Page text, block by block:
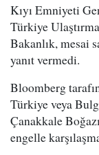
Kıyı Emniyeti
Türkiye
Bakanlık, mesai
yanıt vermedi.
Bloomberg
Türkiye veya
Çanakkale
engelle